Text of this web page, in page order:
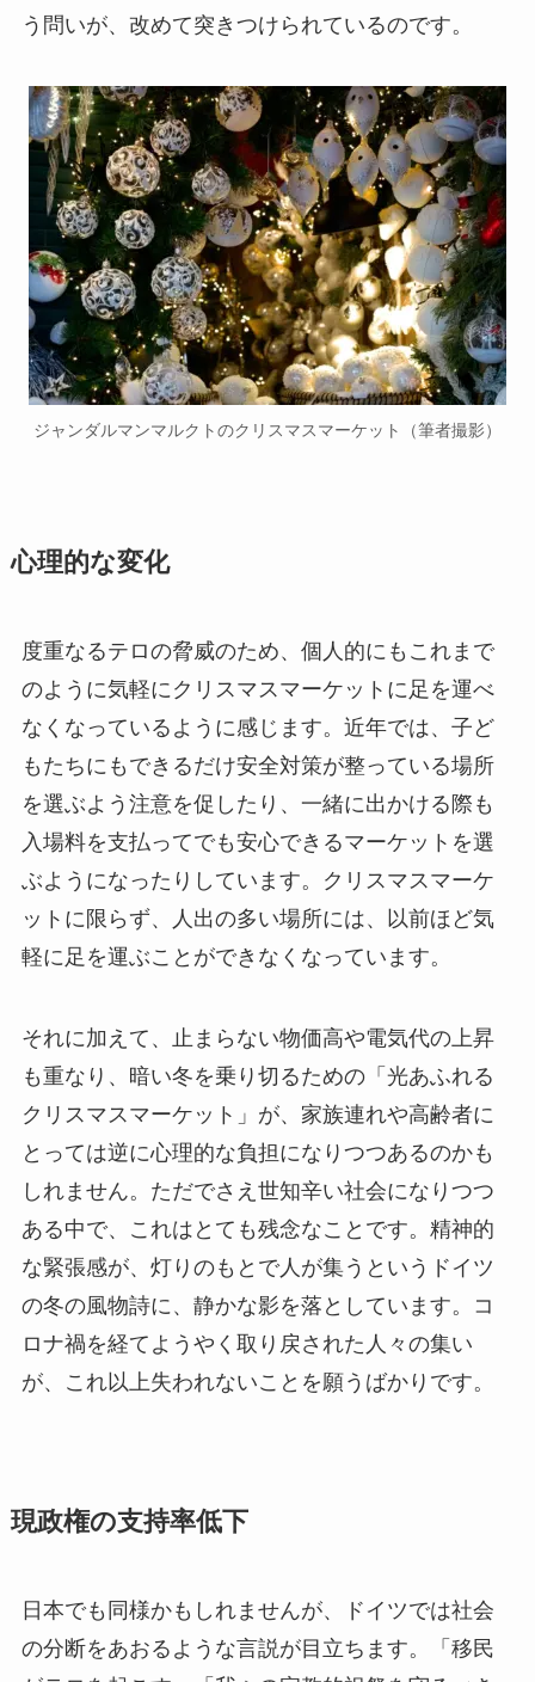
う問いが、改めて突きつけられているのです。
ジャンダルマンマルクトのクリスマスマーケット（筆者撮影）
心理的な変化
度重なるテロの脅威のため、個人的にもこれまで
のように気軽にクリスマスマーケットに足を運べ
なくなっているように感じます。近年では、子ど
もたちにもできるだけ安全対策が整っている場所
を選ぶよう注意を促したり、一緒に出かける際も
入場料を支払ってでも安心できるマーケットを選
ぶようになったりしています。クリスマスマーケ
ットに限らず、人出の多い場所には、以前ほど気
軽に足を運ぶことができなくなっています。
それに加えて、止まらない物価高や電気代の上昇
も重なり、暗い冬を乗り切るための「光あふれる
クリスマスマーケット」が、家族連れや高齢者に
とっては逆に心理的な負担になりつつあるのかも
しれません。ただでさえ世知辛い社会になりつつ
ある中で、これはとても残念なことです。精神的
な緊張感が、灯りのもとで人が集うというドイツ
の冬の風物詩に、静かな影を落としています。コ
ロナ禍を経てようやく取り戻された人々の集い
が、これ以上失われないことを願うばかりです。
現政権の支持率低下
日本でも同様かもしれませんが、ドイツでは社会
の分断をあおるような言説が目立ちます。「移民